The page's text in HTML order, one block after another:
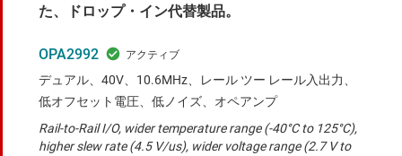
た、ドロップ・イン代替製品。
OPA2992
デュアル、40V、10.6MHz、レール ツー レール入出力、
低オフセット電圧、低ノイズ、オペアンプ
Rail-to-Rail I/O, wider temperature range (-40°C to 125°C),
higher slew rate (4.5 V/us), wider voltage range (2.7 V to